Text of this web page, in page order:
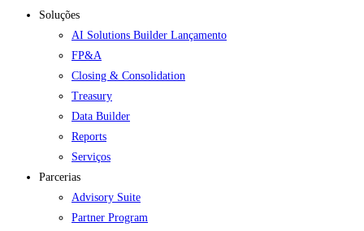
Soluções
AI Solutions Builder Lançamento
FP&A
Closing & Consolidation
Treasury
Data Builder
Reports
Serviços
Parcerias
Advisory Suite
Partner Program